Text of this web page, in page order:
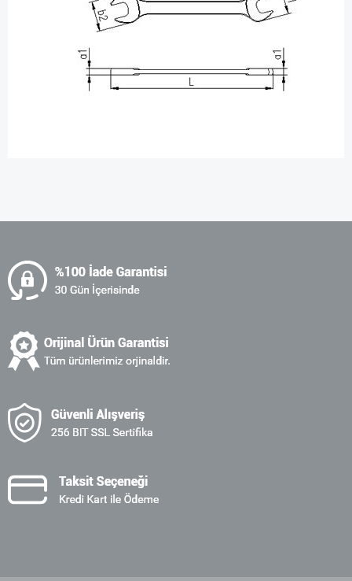
Ürün resmi kalitesiz, bozuk veya görüntülenemiyor.
Ürün açıklamasında eksik bilgiler bulunuyor.
Ürün fiyatı diğer sitelerden daha pahalı.
Bu ürüne benzer farklı alternatifler olmalı.